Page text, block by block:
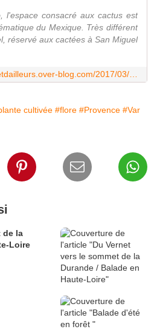
l'espace consacré aux cactus est
du Mexique. Très différent
réservé aux cactées à San Miguel
cultivée #flore #Provence #Var
de la
Loire